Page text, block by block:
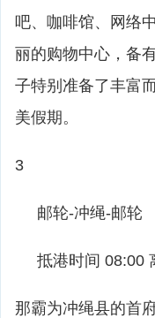
吧、咖啡馆、网络
丽的购物中心，备
子特别准备了丰富
美假期。
3
邮轮-冲绳-邮轮
抵港时间 08:00
那霸为冲绳县的首